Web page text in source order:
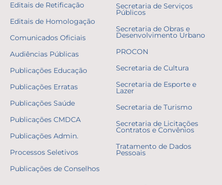
Editais de Retificação
Editais de Homologação
Comunicados Oficiais
Audiências Públicas
Publicações Educação
Publicações Erratas
Publicações Saúde
Publicações CMDCA
Publicações Admin.
Processos Seletivos
Publicações de Conselhos
Secretaria de Serviços
Públicos
Secretaria de Obras e
Desenvolvimento Urbano
PROCON
Secretaria de Cultura
Secretaria de Esporte e
Lazer
Secretaria de Turismo
Secretaria de Licitações
Contratos e Convênios
Tratamento de Dados
Pessoais